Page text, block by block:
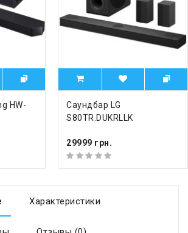
HW-
Саундбар LG
S80TR.DUKRLLK
29999 грн.
Характеристики